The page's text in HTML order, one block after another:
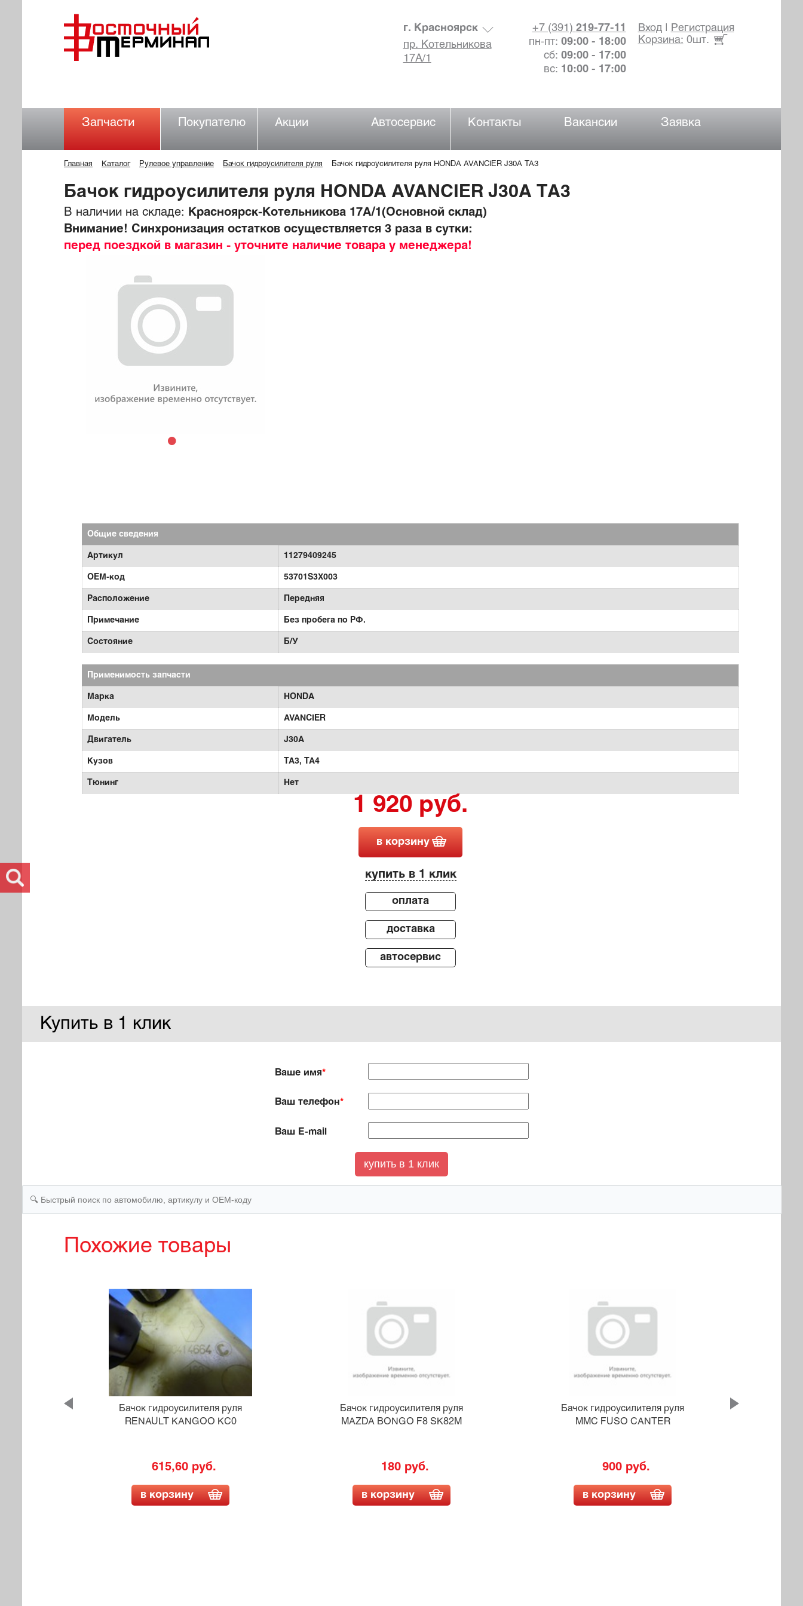
Вход|
Регистрация
Корзина: 0шт.
+7 (391) 219-77-11
пн-пт: 09:00 - 18:00
сб: 09:00 - 17:00
вс: 10:00 - 17:00
г. Красноярск
пр. Котельникова
17А/1
Запчасти Покупателю Акции Автосервис Контакты Вакансии Заявка
Главная Каталог Рулевое управление Бачок гидроусилителя руля Бачок гидроусилителя руля HONDA AVANCIER J30A TA3
Бачок гидроусилителя руля HONDA AVANCIER J30A TA3
В наличии на складе:
Красноярск-Котельникова 17А/1(Основной склад)
Внимание! Синхронизация остатков осуществляется 3 раза в сутки:
перед поездкой в магазин - уточните наличие товара у менеджера!
Общие сведения
Артикул 11279409245
OEM-код 53701S3X003
Расположение Передняя
Примечание Без пробега по РФ.
Состояние Б/У
Применимость запчасти
Марка HONDA
Модель AVANCIER
Двигатель J30A
Кузов TA3, TA4
Тюнинг Нет
1 920 руб.
в корзину
купить в 1 клик
оплата
доставка
автосервис
Купить в 1 клик
Ваше имя*
Ваш телефон*
Ваш E-mail
Похожие товары
Бачок гидроусилителя руля
RENAULT KANGOO KC0
615,60 руб.
в корзину
Бачок гидроусилителя руля
MAZDA BONGO F8 SK82M
180 руб.
в корзину
Бачок гидроусилителя руля
MMC FUSO CANTER
900 руб.
в корзину